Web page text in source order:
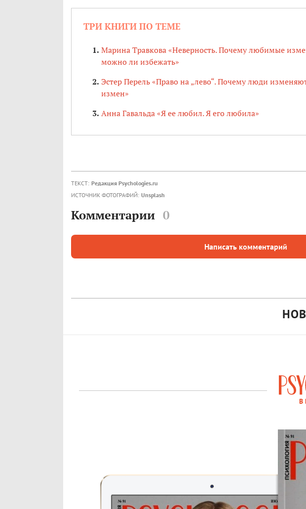
ТРИ КНИГИ ПО ТЕМЕ
Марина Травкова «Неверность. Почему любимые
можно ли избежать»
Эстер Перель «Право на „лево“. Почему люди
измен»
Анна Гавальда «Я ее любил. Я его любила»
ТЕКСТ: Редакция Psychologies.ru
ИСТОЧНИК ФОТОГРАФИЙ: Unsplash
Комментарии 0
Написать комментарий